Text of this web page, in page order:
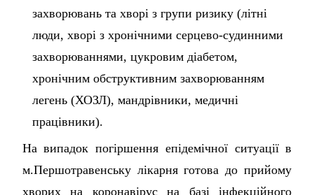
захворювань та хворі з групи ризику (літні
люди, хворі з хронічними серцево-судинними
захворюваннями, цукровим діабетом,
хронічним обструктивним захворюванням
легень (ХОЗЛ), мандрівники, медичні
працівники).
На випадок погіршення епідемічної ситуації в
м.Першотравенську лікарня готова до прийому
хворих на коронавірус на базі інфекційного